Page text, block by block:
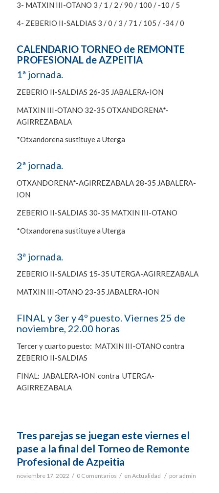
3- MATXIN III-OTANO 3 / 1 / 2 / 90 / 100 / -10 / 5
4- ZEBERIO II-SALDIAS 3 / 0 / 3 / 71 / 105 / -34 / 0
CALENDARIO TORNEO de REMONTE
PROFESIONAL de AZPEITIA
1ª jornada.
ZEBERIO II-SALDIAS 26-35 JABALERA-ION
MATXIN III-OTANO 32-35 OTXANDORENA*-
AGIRREZABALA
*Otxandorena sustituye a Uterga
2ª jornada.
OTXANDORENA*-AGIRREZABALA 28-35 JABALERA-
ION
ZEBERIO II-SALDIAS 30-35 MATXIN III-OTANO
*Otxandorena sustituye a Uterga
3ª jornada.
ZEBERIO II-SALDIAS 15-35 UTERGA-AGIRREZABALA
MATXIN III-OTANO 23-35 JABALERA-ION
FINAL y 3er y 4º puesto. Viernes 25 de
noviembre, 22.00 horas
Tercer y cuarto puesto: MATXIN III-OTANO contra
ZEBERIO II-SALDIAS
FINAL: JABALERA-ION contra UTERGA-
AGIRREZABALA
Tres parejas se juegan este viernes el
pase a la final del Torneo de Remonte
Profesional de Azpeitia
noviembre 17, 2022 / 0 Comentarios / en Actualidad / por admin